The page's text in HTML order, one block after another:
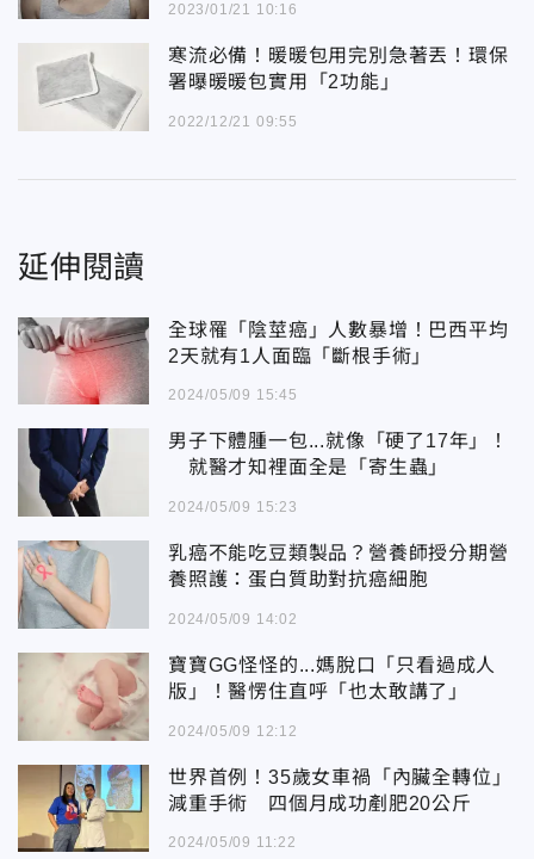
2023/01/21 10:16
寒流必備！暖暖包用完別急著丟！環保
署曝暖暖包實用「2功能」
2022/12/21 09:55
延伸閱讀
全球罹「陰莖癌」人數暴增！巴西平均
2天就有1人面臨「斷根手術」
2024/05/09 15:45
男子下體腫一包...就像「硬了17年」！
就醫才知裡面全是「寄生蟲」
2024/05/09 15:23
乳癌不能吃豆類製品？營養師授分期營
養照護：蛋白質助對抗癌細胞
2024/05/09 14:02
寶寶GG怪怪的...媽脫口「只看過成人
版」！醫愣住直呼「也太敢講了」
2024/05/09 12:12
世界首例！35歲女車禍「內臟全轉位」
減重手術 四個月成功剷肥20公斤
2024/05/09 11:22